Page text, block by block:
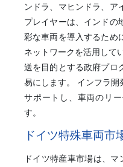
ンドラ、マヒンドラ、ア
プレイヤーは、インドの
彩な車両を導入するため
ネットワークを活用して
送を目的とする政府プロ
易にします。 インフラ開
サポートし、車両のリ
す。
ドイツ特殊車両市
ドイツ特産車市場は、